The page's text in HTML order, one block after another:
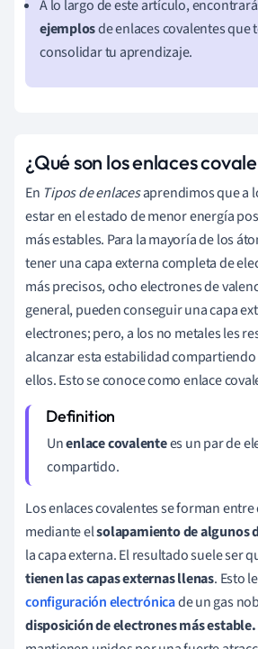
A lo largo de este artículo,
ejemplosde enlaces covalentes que
consolidar tu aprendizaje.
¿Qué son los enlaces
En Tipos de enlacesaprendimos que a
estar en el estado de menor energía
más estables. Para la mayoría de los
tener una capa externa completa de
más precisos, ocho electrones de
general, pueden conseguir una capa
electrones; pero, a los no metales les
alcanzar esta estabilidad
ellos. Esto se conoce como enlace
Unenlace covalentees un par de
compartido.
Los enlaces covalentes se forman
mediante elsolapamiento de algunos
la capa externa. El resultado suele ser
tienen las capasexternas llenas. Esto
configuración electrónicade un gas
disposición de electrones más estable.